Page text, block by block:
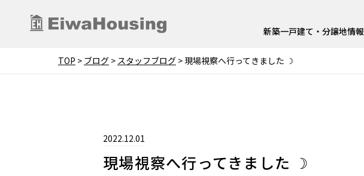
新築一戸建て・分譲地情報
TOP > ブログ > スタッフブログ > 現場視察へ行ってきました ☽
2022.12.01
現場視察へ行ってきました ☽